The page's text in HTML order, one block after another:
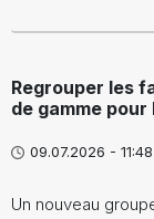
Regrouper les
de gamme
09.07.2026 - 11:48
Un nouveau